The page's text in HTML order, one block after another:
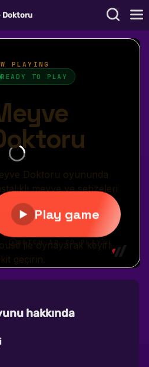
Doktoru
hakkında